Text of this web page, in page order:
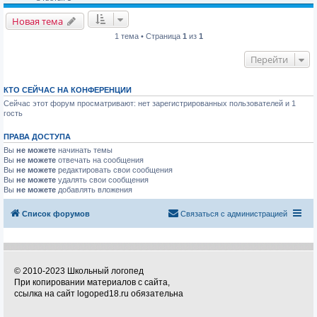
Новая тема
1 тема • Страница 1 из 1
Перейти
КТО СЕЙЧАС НА КОНФЕРЕНЦИИ
Сейчас этот форум просматривают: нет зарегистрированных пользователей и 1
гость
ПРАВА ДОСТУПА
Вы не можете начинать темы
Вы не можете отвечать на сообщения
Вы не можете редактировать свои сообщения
Вы не можете удалять свои сообщения
Вы не можете добавлять вложения
Список форумов Связаться с администрацией
© 2010-2023 Школьный логопед
При копировании материалов с сайта,
ссылка на сайт logoped18.ru обязательна